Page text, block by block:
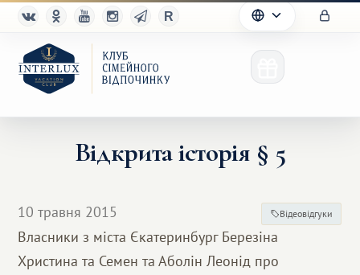
Переваги
Партнерам
Відкрита історія § 5
10 травня 2015 Відеовідгуки
Власники з міста Єкатеринбург Березіна
Христина та Семен та Аболін Леонід про